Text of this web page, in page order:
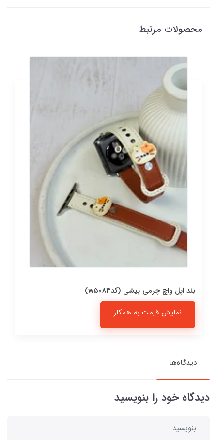
محصولات مرتبط
بند اپل واچ چرمی پیشی (کدw5083)
نمایش قیمت به همکار
دیدگاه‌ها
دیدگاه خود را بنویسید